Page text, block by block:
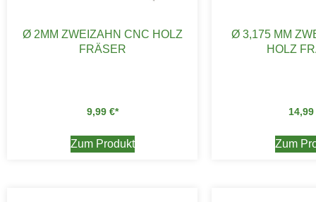
Ø 2MM ZWEIZAHN CNC HOLZ
FRÄSER
9,99 €
Zum Produkt
Ø 3,175 MM
HOLZ
14,99
Zum